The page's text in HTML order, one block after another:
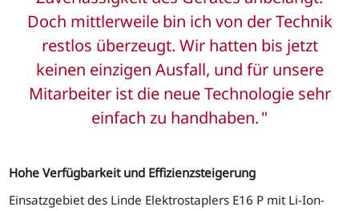
Doch mittlerweile bin ich von der Technik
restlos überzeugt. Wir hatten bis jetzt
keinen einzigen Ausfall, und für unsere
Mitarbeiter ist die neue Technologie sehr
einfach zu handhaben.
Hohe Verfügbarkeit und Effizienzsteigerung
Einsatzgebiet des Linde Elektrostaplers E16 P mit Li-Ion-